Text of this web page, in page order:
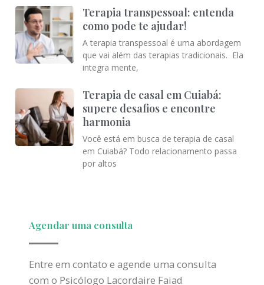
Terapia transpessoal: entenda
como pode te ajudar!
A terapia transpessoal é uma abordagem
que vai além das terapias tradicionais. Ela
integra mente,
Terapia de casal em Cuiabá:
supere desafios e encontre
harmonia
Você está em busca de terapia de casal
em Cuiabá? Todo relacionamento passa
por altos
Agendar uma consulta
Entre em contato e agende uma consulta
com o Psicólogo Lacordaire Faiad